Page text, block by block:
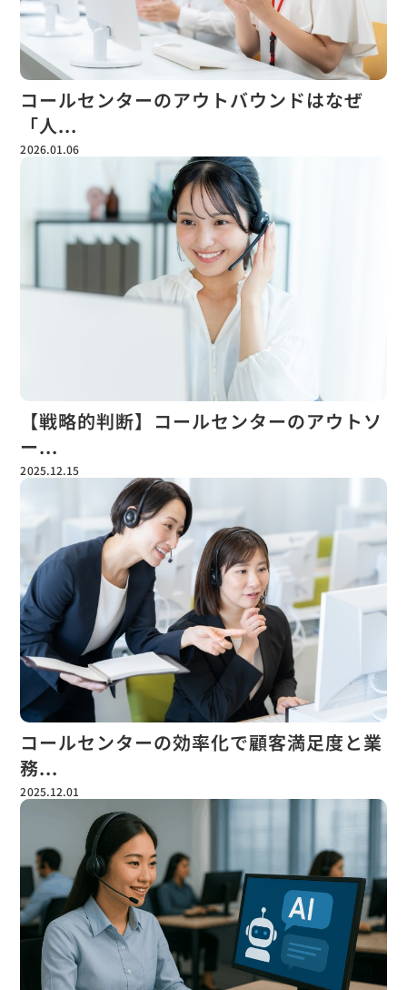
コールセンターのアウトバウンドはなぜ
「人...
2026.01.06
【戦略的判断】コールセンターのアウトソ
ー...
2025.12.15
コールセンターの効率化で顧客満足度と業
務...
2025.12.01